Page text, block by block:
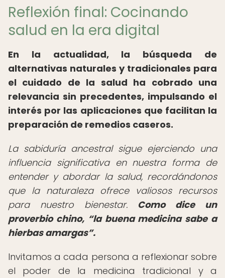
Reflexión final: Cocinando
salud en la era digital
En la actualidad, la búsqueda de
alternativas naturales y tradicionales para
el cuidado de la salud ha cobrado una
relevancia sin precedentes, impulsando el
interés por las aplicaciones que facilitan la
preparación de remedios caseros.
La sabiduría ancestral sigue ejerciendo una
influencia significativa en nuestra forma de
entender y abordar la salud, recordándonos
que la naturaleza ofrece valiosos recursos
para nuestro bienestar. Como dice un
proverbio chino,
la buena medicina sabe a
hierbas amargas .
Invitamos a cada persona a reflexionar sobre
el poder de la medicina tradicional y a